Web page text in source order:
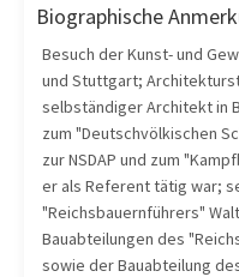
Biographische
Besuch der Kunst- und
und Stuttgart;
selbständiger Architekt in
zum "Deutschvölkischen
zur NSDAP und zum
er als Referent tätig war;
"Reichsbauernführers"
Bauabteilungen des
sowie der Bauabteilung